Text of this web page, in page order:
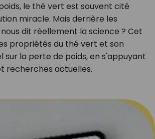
le thé vert est souvent cité
miracle. Mais derrière les
dit réellement la science ? Cet
propriétés du thé vert et son
la perte de poids, en s'appuyant
recherches actuelles.